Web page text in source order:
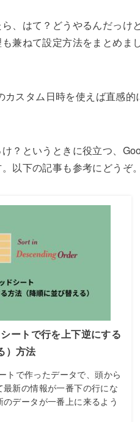
、はて？どうやるんだっけ
兼ねて設定方法をまとめま
スタム日時を使えば直感的
？というときに役立つ、
以下の記事も参考にどうぞ
ートで行を上下逆にする
）方法
トで作ったデータで、頭から
新の情報が一番下の行にな
データが一番上に来るよう